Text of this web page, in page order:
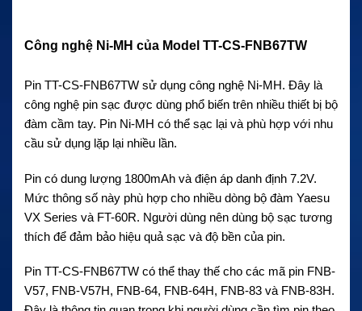
Công nghệ Ni-MH của Model TT-CS-FNB67TW
Pin TT-CS-FNB67TW sử dụng công nghệ Ni-MH. Đây là
công nghệ pin sạc được dùng phổ biến trên nhiều thiết bị bộ
đàm cầm tay. Pin Ni-MH có thể sạc lại và phù hợp với nhu
cầu sử dụng lặp lại nhiều lần.
Pin có dung lượng 1800mAh và điện áp danh định 7.2V.
Mức thông số này phù hợp cho nhiều dòng bộ đàm Yaesu
VX Series và FT-60R. Người dùng nên dùng bộ sạc tương
thích để đảm bảo hiệu quả sạc và độ bền của pin.
Pin TT-CS-FNB67TW có thể thay thế cho các mã pin FNB-
V57, FNB-V57H, FNB-64, FNB-64H, FNB-83 và FNB-83H.